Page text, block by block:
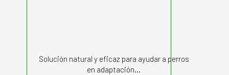
Solución natural y eficaz para ayudar a perros
en adaptación…